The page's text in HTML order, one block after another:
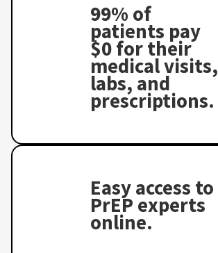
99% of
patients pay
$0 for their
medical visits,
labs, and
prescriptions.
Easy access to
PrEP experts
online.